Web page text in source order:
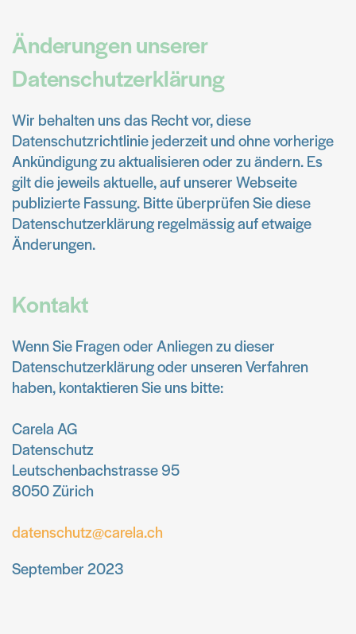
Änderungen unserer
Datenschutzerklärung
Wir behalten uns das Recht vor, diese
Datenschutzrichtlinie jederzeit und ohne vorherige
Ankündigung zu aktualisieren oder zu ändern. Es
gilt die jeweils aktuelle, auf unserer Webseite
publizierte Fassung. Bitte überprüfen Sie diese
Datenschutzerklärung regelmässig auf etwaige
Änderungen.
Kontakt
Wenn Sie Fragen oder Anliegen zu dieser
Datenschutzerklärung oder unseren Verfahren
haben, kontaktieren Sie uns bitte:
Carela AG
Datenschutz
Leutschenbachstrasse 95
8050 Zürich
datenschutz@carela.ch
September 2023